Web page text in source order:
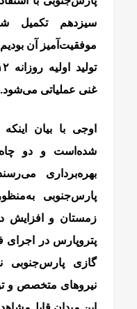
سیزدهم تکمیل
موفقیت‌آمیز آن بودیم
غنی عملیاتی می‌شود.
اوجی با بیان
شده‌است و دو چاه
پارس‌جنوبی
زمستان و افزایش
پتروپارس در
گازی پارس‌جنوبی
نیروهای متخصص و